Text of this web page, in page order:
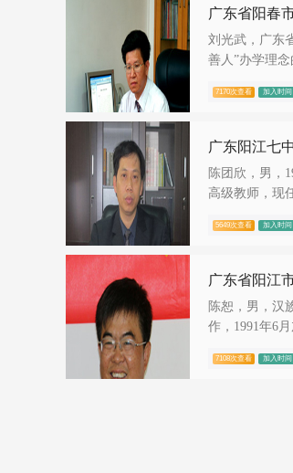
广东省阳春
刘光武，广东
善人”办学理
7170次查看 加入时间
广东阳江七
陈团欣，男，
高级教师，现
5649次查看 加入时间
广东省阳江
陈恕，男，汉
作，1991年6
7108次查看 加入时间